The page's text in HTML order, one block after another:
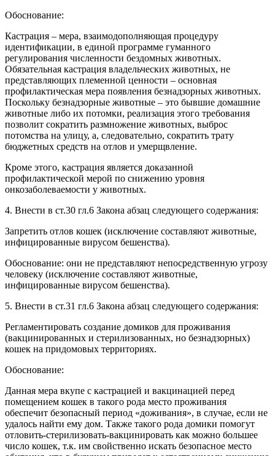
Обоснование:
Кастрация – мера, взаимодополняющая процедуру
идентификации, в единой программе гуманного
регулирования численности бездомных животных.
Обязательная кастрация владельческих животных, не
представляющих племенной ценности – основная
профилактическая мера появления безнадзорных животных.
Поскольку безнадзорные животные – это бывшие домашние
животные либо их потомки, реализация этого требования
позволит сократить размножение животных, выброс
потомства на улицу, а, следовательно, сократить трату
бюджетных средств на отлов и умерщвление.
Кроме этого, кастрация является доказанной
профилактической мерой по снижению уровня
онкозаболеваемости у животных.
4. Внести в ст.30 гл.6 Закона абзац следующего содержания:
Запретить отлов кошек (исключение составляют животные,
инфицированные вирусом бешенства).
Обоснование: они не представляют непосредственную угрозу
человеку (исключение составляют животные,
инфицированные вирусом бешенства).
5. Внести в ст.31 гл.6 Закона абзац следующего содержания:
Регламентировать создание домиков для проживания
(вакцинированных и стерилизованных, но безнадзорных)
кошек на придомовых территориях.
Обоснование:
Данная мера вкупе с кастрацией и вакцинацией перед
помещением кошек в такого рода место проживания
обеспечит безопасный период «доживания», в случае, если не
удалось найти ему дом. Также такого рода домики помогут
отловить-стерилизовать-вакцинировать как можно большее
число кошек, т.к. им свойственно искать безопасное место